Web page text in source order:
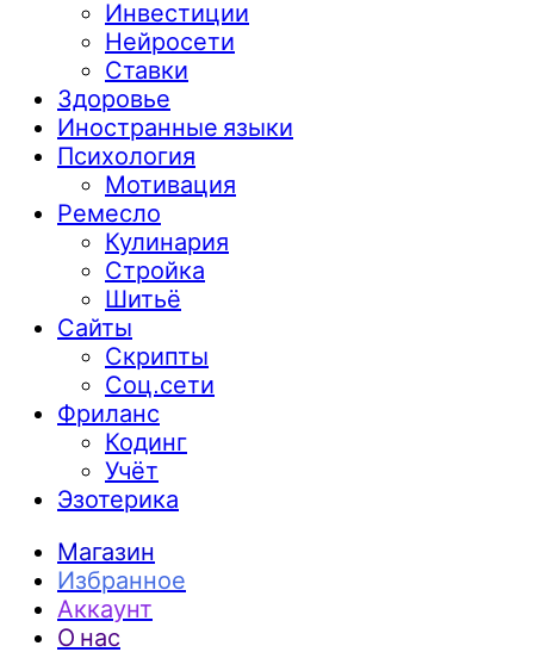
Инвестиции
Нейросети
Ставки
Здоровье
Иностранные языки
Психология
Мотивация
Ремесло
Кулинария
Стройка
Шитьё
Сайты
Скрипты
Соц.сети
Фриланс
Кодинг
Учёт
Эзотерика
Магазин
Избранное
Аккаунт
О нас